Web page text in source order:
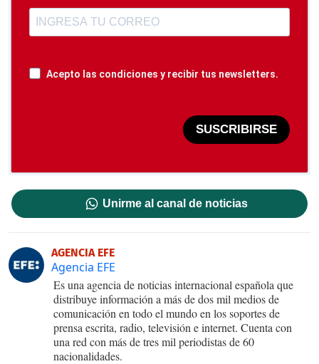
Acepto las condiciones y recibir tus newsletters.
SUSCRIBIRSE
Unirme al canal de noticias
AGENCIA EFE
Agencia EFE
Es una agencia de noticias internacional española que
distribuye información a más de dos mil medios de
comunicación en todo el mundo en los soportes de
prensa escrita, radio, televisión e internet. Cuenta con
una red con más de tres mil periodistas de 60
nacionalidades.